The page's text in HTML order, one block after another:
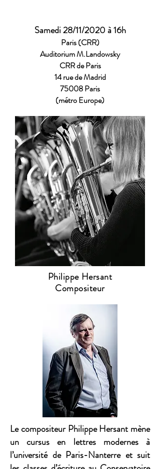
Samedi 28/11/2020 à 16h
Paris (CRR)
Auditorium M.Landowsky
CRR de Paris
14 rue de Madrid
75008 Paris
(métro Europe)
Philippe Hersant
Compositeur
Le compositeur Philippe Hersant mène
un cursus en lettres modernes à
l’université de Paris-Nanterre et suit